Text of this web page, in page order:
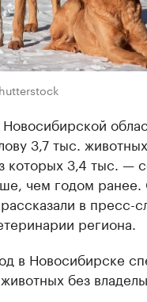
3,7 тыс.
которых 3,4 тыс. —
чем годом
в пресс-
региона.
в Новосибирске
без